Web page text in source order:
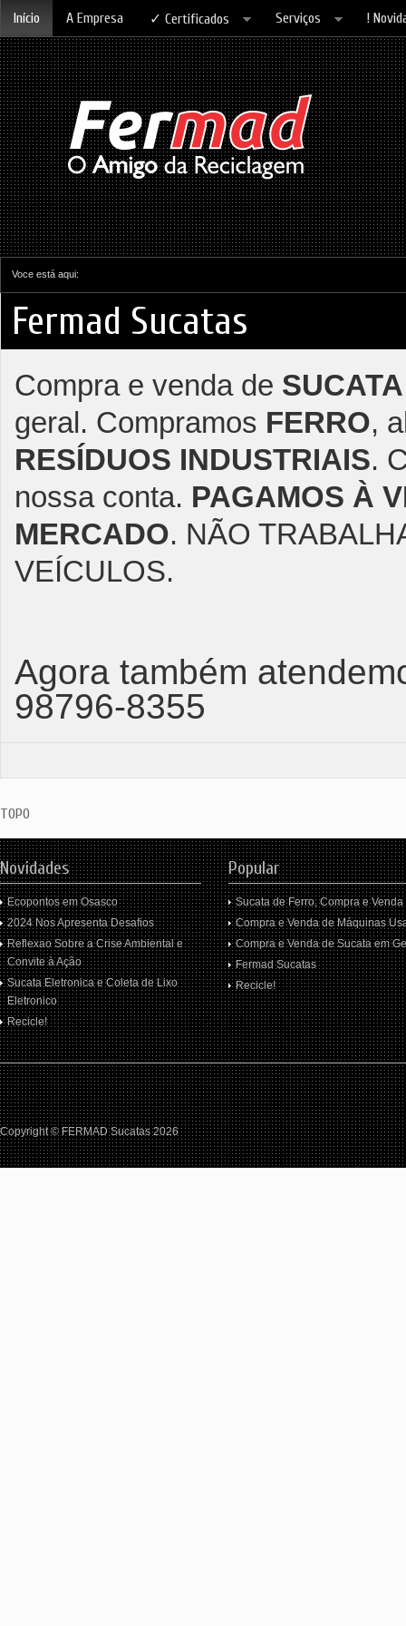
Início A Empresa ✓ Certificados Serviços !
Voce está aqui:
Fermad Sucatas
Compra e venda de SUCATA
geral. Compramos FERRO,
RESÍDUOS INDUSTRIAIS.
nossa conta. PAGAMOS À
MERCADO. NÃO
VEÍCULOS.
Agora também
98796-8355
TOPO
Novidades
Ecopontos em Osasco
2024 Nos Apresenta Desafios
Reflexao Sobre a Crise Ambiental e
Convite à Ação
Sucata Eletronica e Coleta de Lixo
Eletronico
Recicle!
Popular
Sucata de Ferro, Compra e Venda
Compra e Venda de Máquinas
Compra e Venda de Sucata em
Fermad Sucatas
Recicle!
Copyright © FERMAD Sucatas 2026